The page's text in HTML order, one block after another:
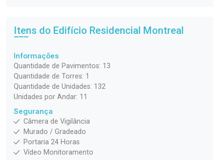
Itens do Edifício Residencial Montreal
Informações
Quantidade de Pavimentos: 13
Quantidade de Torres: 1
Quantidade de Unidades: 132
Unidades por Andar: 11
Segurança
Câmera de Vigilância
Murado / Gradeado
Portaria 24 Horas
Vídeo Monitoramento